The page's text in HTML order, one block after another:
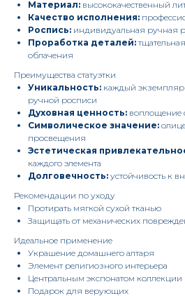
Материал: высококачественный
Качество исполнения:
Роспись: индивидуальная ручная
Проработка деталей:
облачения
Преимущества статуэтки
Уникальность: каждый
ручной росписи
Духовная ценность: воплощение
Символическое значение:
просвещения
Эстетическая
каждого элемента
Долговечность: устойчивость к
Рекомендации по уходу
Протирать мягкой сухой тканью
Защищать от механических
Идеальное применение
Украшение домашнего алтаря
Элемент религиозного интерьера
Центральным экспонатом коллекции
Подарок для верующих